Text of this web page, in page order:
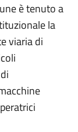
è tenuto a
la
viaria di